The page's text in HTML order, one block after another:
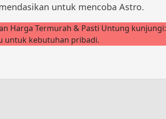
untuk mencoba Astro.
Harga Termurah & Pasti Untung kunjungi:
untuk kebutuhan pribadi.